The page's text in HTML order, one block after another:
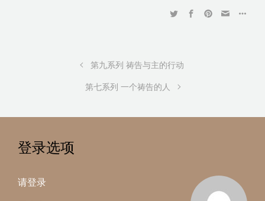
第九系列 祷告与主的行动
第七系列 一个祷告的人
登录选项
请登录